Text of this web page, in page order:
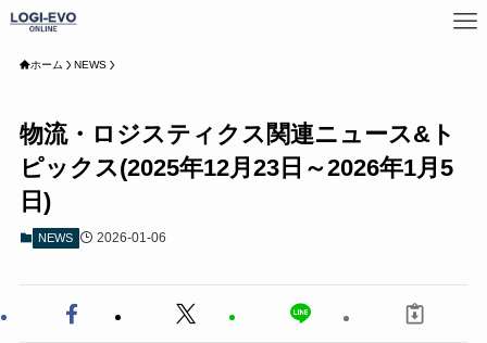
ホーム NEWS
物流・ロジスティクス関連ニュース&ト
ピックス(2025年12月23日～2026年1月5
日)
NEWS 2026-01-06